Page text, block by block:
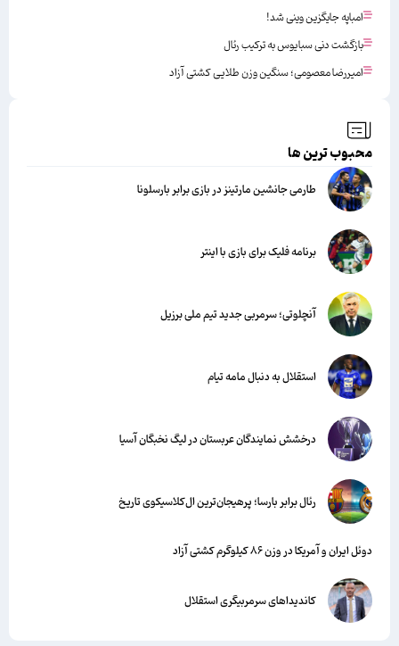
امباپه جایگزین وینی شد!
بازگشت دنی سبایوس به ترکیب رئال
امیررضا معصومی؛ سنگین وزن طلایی کشتی آزاد
محبوب ترین ها
طارمی جانشین مارتینز در بازی برابر بارسلونا
برنامه فلیک برای بازی با اینتر
آنچلوتی؛ سرمربی جدید تیم ملی برزیل
استقلال به دنبال مامه تیام
درخشش نمایندگان عربستان در لیگ نخبگان آسیا
رئال برابر بارسا؛ پرهیجان‌‌ترین ال‌کلاسیکوی تاریخ
دوئل ایران و آمریکا در وزن ۸۶ کیلوگرم کشتی آزاد
کاندیداهای سرمربیگری استقلال